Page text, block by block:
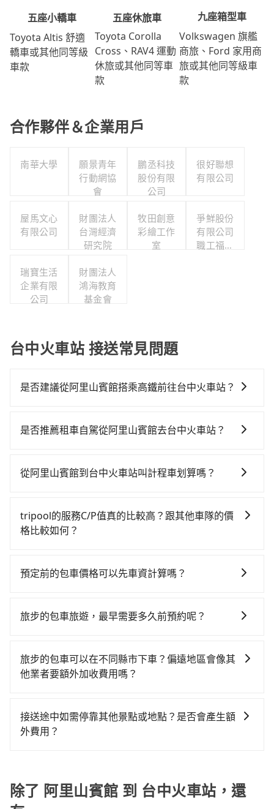
五座小轎車
Toyota Altis 舒適
轎車或其他同等級
車款
五座休旅車
Toyota Corolla
Cross、RAV4 運動
休旅或其他同等車
款
九座箱型車
Volkswagen 旗艦
商旅、Ford 家用商
旅或其他同等級車
款
合作夥伴＆企業用戶
南華大學
願景青年
行動網協
會
鵬丞科技
股份有限
公司
很好聯想
有限公司
屋馬文心
有限公司
財團法人
台灣經濟
研究院
牧田創意
彩繪工作
室
爭鮮股份
有限公司
職工福利
瑞寶生活
企業有限
公司
財團法人
鴻海教育
基金會
台中火車站 接送常見問題
是否建議從阿里山賓館搭乘高鐵前往台中火車站？
費時，且難叫計程車前往高鐵站！從最早06:21一直到
站，叫一輛計程車花費約2,600元、車程約142分鐘。抵
義站前往台中高鐵站，每人票價380元，再用10分鐘出
站、等待車站前排班的計程車，搭上小黃後約花32分
行，高鐵加轉乘之平均每人花費為1,380元。不過嘉義縣
市的200倍，且阿里山賓館並未位於市區，可能根本無車
路。但如果全程使用tripool並到府專車接送，則每人平
均花費約1,330元，費時2小時39分鐘。選擇搭乘高鐵而
約tripool！如果你僅有兩位乘車，也可參考tripool的拼
車共乘服務，最多可再節省50%的交通費用。
是否推薦租車自駕從阿里山賓館去台中火車站？
時不需要閉目養神（因為要自己開車），最重要的是你
$115~205承租小轎車，每公里再額外加收$3.2，從阿里
山賓館到台中火車站的花費預估為$2,300~3,000（金額
預估進去，但額外的汽車保險與可能的罰單都需自付。
數超過四位，更是沒有較大的七人座或九人座可供選
修理，每一次租車都好像在開樂透一樣。另外，偶爾也
會遇到明明已經預約了時間但上一位用戶卻遲遲尚未歸
雖然路邊隨租隨還看似方便，但實際使用時還是有其區
域的限制，實際可停靠的地點與你的上下車地點仍有段
從阿里山賓館到台中火車站叫計程車划算嗎？
灣大車隊。依照里程跳錶計算，價格約為3,255~4,900元
間，但如改預約tripool可省高達$900。但如果你無法提
臨時叫到小黃的難度是台北或新北的200倍之多。再加上
阿里山賓館到台中火車站的跳表小黃可能較為便宜，但
tripool的服務C/P值真的比較高？跟其他車隊的價
格比較如何？
市場上稍具規模且合法經營的業者，有以短程與城市為
KKDAY、KLOOK、叫車吧等。tripool旅步專注在長程
於有高效的車輛調度能力，能以市價7~8折提供專車到府
服務，是絕大多數乘客出行的最佳選擇。
預定前的包車價格可以先車資計算嗎？
無隱藏費用，讓您可以隨時掌握交通開支。
旅步的包車旅遊，最早需要多久前預約呢？
提供早鳥優惠，您越早預訂就能享有更優惠的價格。所
以不妨趁早訂購，享受更划算的價格。
旅步的包車可以在不同縣市下車？偏遠地區會像其
他業者要額外加收費用嗎？
於偏遠地區，我們提供的價格已經包含了所有基本的費
用，不會像其他業者那樣收取額外費用。但如果您需要
接送途中如需停靠其他景點或地點？是否會產生額
外費用？
公里內，需額外支付 200 元，且每個點最多停留 5 分
鐘。加點費用可以在乘車當天下車前給司機現付。如果
除了 阿里山賓館 到 台中火車站，還